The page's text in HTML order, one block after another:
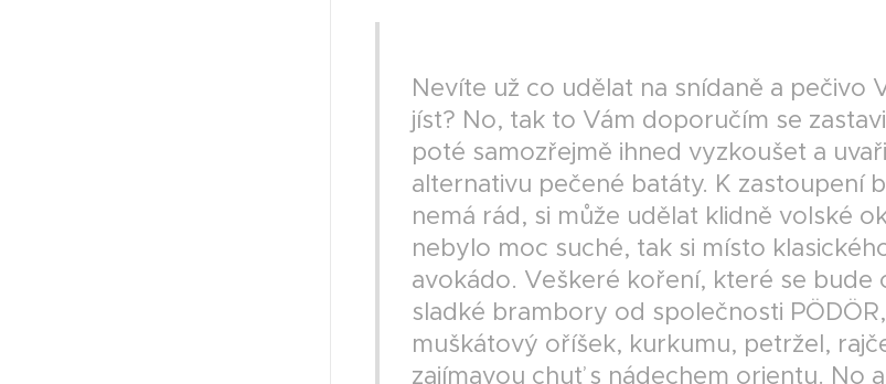
Nevíte už co udělat na snídaně a
jíst? No, tak to Vám doporučím se
poté samozřejmě ihned vyzkoušet a
alternativu pečené batáty. K zastoupení
nemá rád, si může udělat klidně volské
nebylo moc suché, tak si místo
avokádo. Veškeré koření, které se
sladké brambory od společnosti
muškátový oříšek, kurkumu, petržel,
zajímavou chuť s nádechem orientu. No